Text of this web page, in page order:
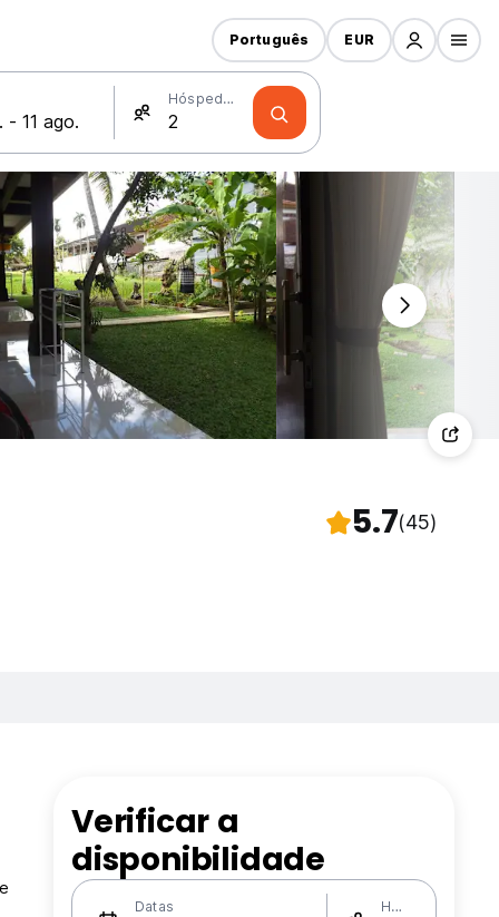
Hóspedes
Português EUR
5.7(45)
Verificar a
disponibilidade
Datas Hóspedes